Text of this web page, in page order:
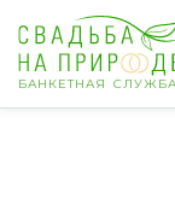
БАНКЕТНАЯ